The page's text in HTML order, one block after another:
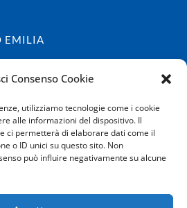
Consenso Cookie
utilizziamo tecnologie come i cookie
alle informazioni del dispositivo. Il
ci permetterà di elaborare dati come il
o ID unici su questo sito. Non
può influire negativamente su alcune
EMILIA
NEWSLETTER
le condizioni della privacy